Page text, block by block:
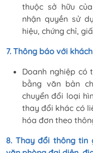
thuộc sở hữu
nhận quyền sử
hiệu, chứng chỉ,
7. Thông báo với
Doanh nghiệp có
bằng văn bản
chuyển đổi loại
thay đổi khác có
hóa đơn theo
8. Thay đổi thông tin